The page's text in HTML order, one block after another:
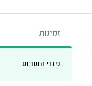
זמינות
פנוי השבוע